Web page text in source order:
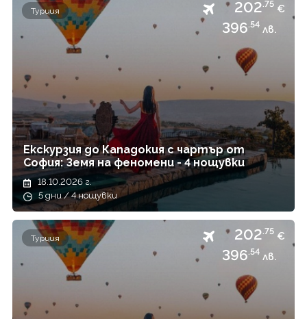
Япония
Турция 202.75 €
396.54 лв.
Екскурзия до Кападокия с чартър от
София: Земя на феномени - 4 нощувки
18.10.2026 г.
5 дни / 4 нощувки
Турция 202.75 €
396.54 лв.